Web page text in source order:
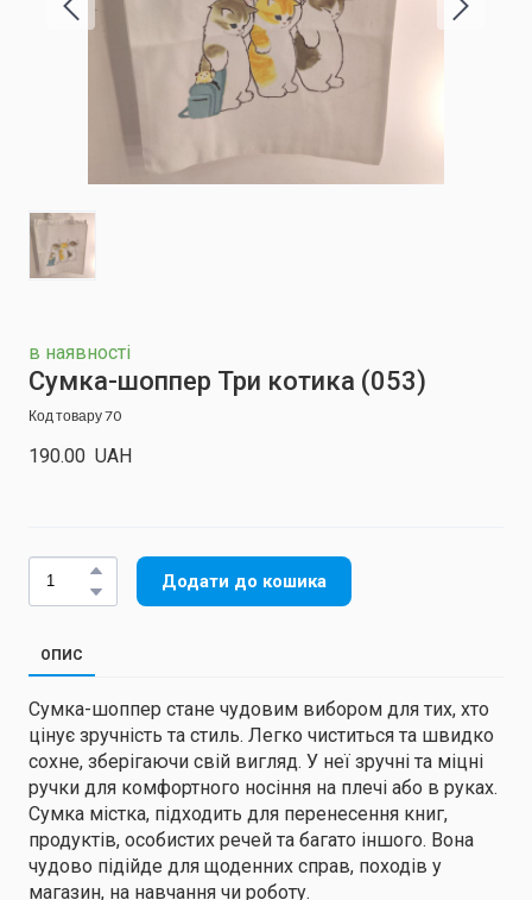
в наявності
Сумка-шоппер Три котика (053)
Код товару 70
190.00  UAH
Додати до кошика
ОПИС
Сумка-шоппер стане чудовим вибором для тих, хто
цінує зручність та стиль. Легко чиститься та швидко
сохне, зберігаючи свій вигляд. У неї зручні та міцні
ручки для комфортного носіння на плечі або в руках.
Сумка містка, підходить для перенесення книг,
продуктів, особистих речей та багато іншого. Вона
чудово підійде для щоденних справ, походів у
магазин, на навчання чи роботу.